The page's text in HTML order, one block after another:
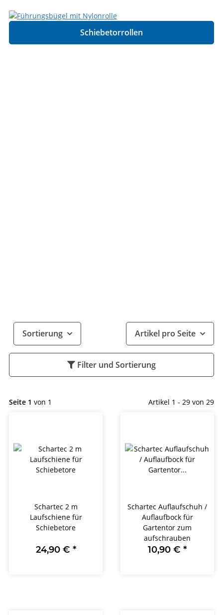
Schiebetorrollen
Sortierung Artikel pro Seite
Filter und Sortierung
Seite 1 von 1 Artikel 1 - 29 von 29
Schartec 2 m
Laufschiene für
Schiebetore
24,90 € *
Schartec Auflaufschuh /
Auflaufbock für
Gartentor zum
aufschrauben
10,90 € *